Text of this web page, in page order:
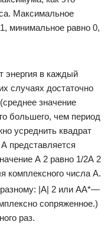
Максимальное
минимальное равно 0,
энергия в каждый
случаях достаточно
значение
большего, чем период
усреднить квадрат
представляется
А 2 равно 1/2А 2
комплексного числа А.
|А| 2 или АА*—
сопряженное.)
раз.